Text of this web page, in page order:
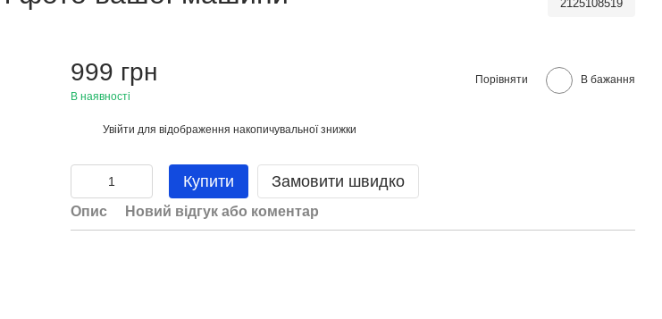
2125108519
999 грн
В наявності
Порівняти В бажання
Увійти для відображення накопичувальної знижки
Купити Замовити швидко
Опис Новий відгук або коментар